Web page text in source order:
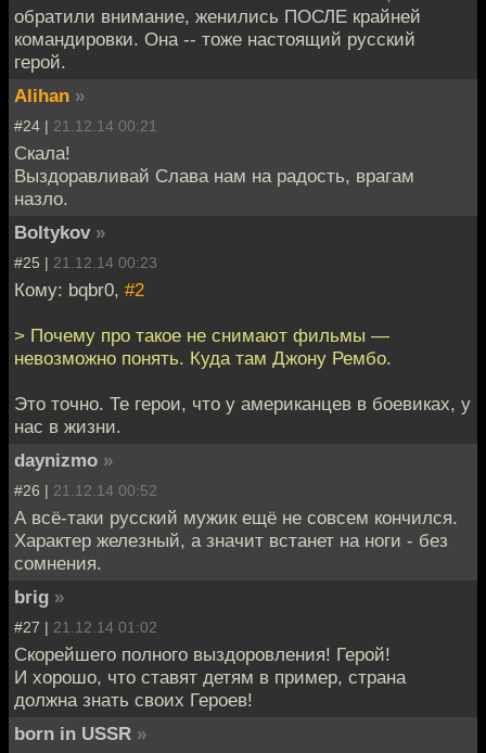
обратили внимание, женились ПОСЛЕ крайней
командировки. Она -- тоже настоящий русский
герой.
Alihan »
#24 | 21.12.14 00:21
Скала!
Выздоравливай Слава нам на радость, врагам
назло.
Boltykov »
#25 | 21.12.14 00:23
Кому: bqbr0, #2
> Почему про такое не снимают фильмы —
невозможно понять. Куда там Джону Рембо.
Это точно. Те герои, что у американцев в боевиках, у
нас в жизни.
daynizmo »
#26 | 21.12.14 00:52
А всё-таки русский мужик ещё не совсем кончился.
Характер железный, а значит встанет на ноги - без
сомнения.
brig »
#27 | 21.12.14 01:02
Скорейшего полного выздоровления! Герой!
И хорошо, что ставят детям в пример, страна
должна знать своих Героев!
bоrn in USSR »